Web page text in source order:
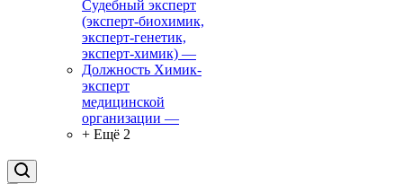
Судебный эксперт
(эксперт-биохимик,
эксперт-генетик,
эксперт-химик) —
Должность Химик-
эксперт
медицинской
организации —
+ Ещё 2